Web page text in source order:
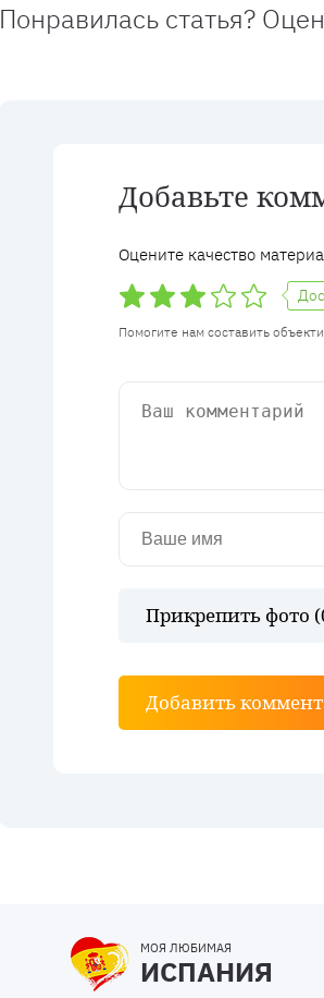
Понравилась статья?
Добавьте
Оцените качество
Помогите нам составить
Прикрепить фото (
Добавить
МОЯ ЛЮБИМАЯ
ИСПАНИЯ